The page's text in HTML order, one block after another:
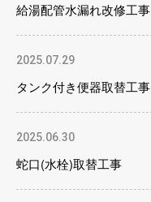
給湯配管水漏れ改修工事
2025.07.29
タンク付き便器取替工事
2025.06.30
蛇口(水栓)取替工事